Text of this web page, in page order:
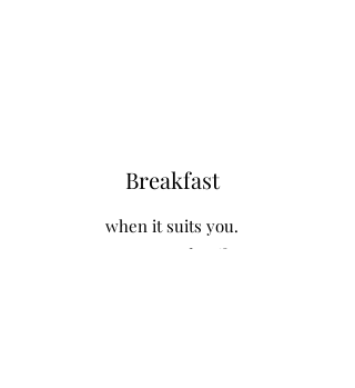
Breakfast
when it suits you.
Free tea and coffee